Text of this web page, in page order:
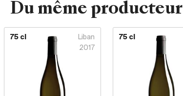
Du même producteur
75 cl
Liban
2017
75 cl